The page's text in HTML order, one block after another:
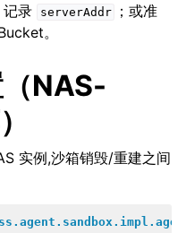
录
serverAddr
；或准
。
NAS-
实例,沙箱销毁/重建之间